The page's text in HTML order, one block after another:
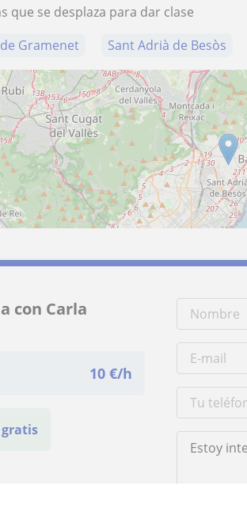
que se desplaza para dar clase
Gramenet
Sant Adrià de Besòs
con Carla
10 €/h
gratis